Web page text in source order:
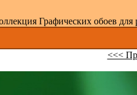
Графических обоев для
<<<